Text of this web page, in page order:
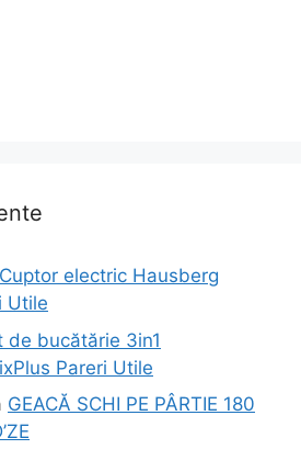
Cuptor electric Hausberg
Utile
de bucătărie 3in1
Pareri Utile
GEACĂ SCHI PE PÂRTIE 180